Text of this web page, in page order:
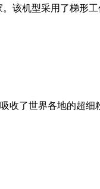
该机型采用了梯形
了世界各地的超